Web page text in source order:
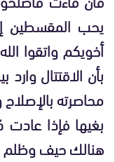
يحب المقسطين
أخويكم واتقوا
بأن الاقتتال
محاصرته
بغيها فإذا
هنالك حيف وظلم